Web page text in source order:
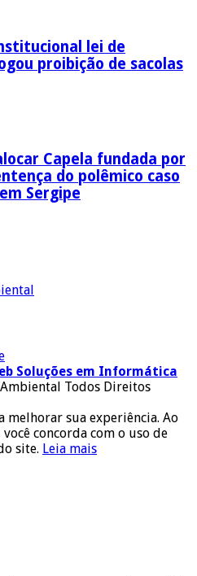
lei de
proibição de sacolas
Capela fundada por
do polêmico caso
Sergipe
Soluções em Informática
Todos Direitos
melhorar sua experiência. Ao
concorda com o uso de
site. Leia mais